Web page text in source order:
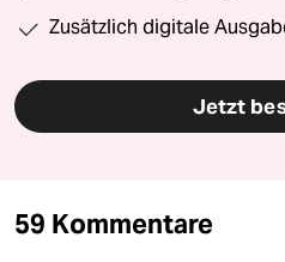
Zusätzlich digitale
Jetzt
59 Kommentare